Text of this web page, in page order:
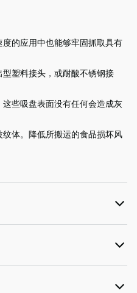
的应用中也能够牢固抓取具有
塑料接头，或耐酸不锈钢接
些吸盘表面没有任何会造成灰
体。降低所搬运的食品损坏风